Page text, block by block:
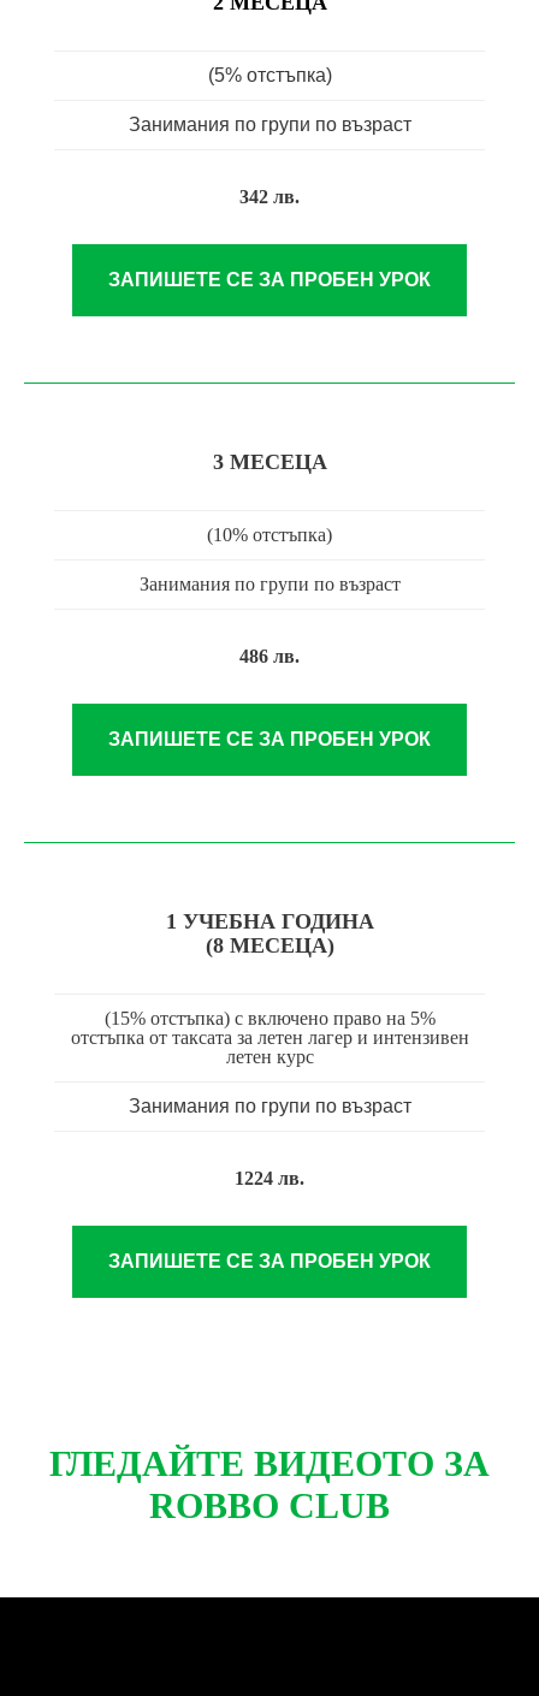
(5% отстъпка)
Занимания по групи по възраст
342 лв.
ЗАПИШЕТЕ СЕ ЗА ПРОБЕН УРОК
3 МЕСЕЦА
(10% отстъпка)
Занимания по групи по възраст
486 лв.
ЗАПИШЕТЕ СЕ ЗА ПРОБЕН УРОК
1 УЧЕБНА ГОДИНА
(8 МЕСЕЦА)
(15% отстъпка) с включено право на 5%
отстъпка от таксата за летен лагер и интензивен
летен курс
Занимания по групи по възраст
1224 лв.
ЗАПИШЕТЕ СЕ ЗА ПРОБЕН УРОК
ГЛЕДАЙТЕ ВИДЕОТО ЗА
ROBBO CLUB